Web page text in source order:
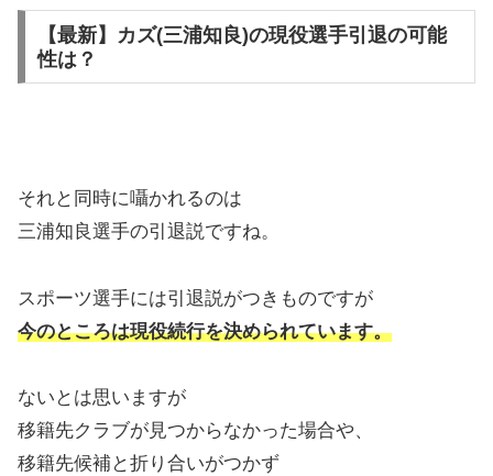
【最新】カズ(三浦知良)の現役選手引退の可能
性は？
それと同時に囁かれるのは
三浦知良選手の引退説ですね。
スポーツ選手には引退説がつきものですが
今のところは現役続行を決められています。
ないとは思いますが
移籍先クラブが見つからなかった場合や、
移籍先候補と折り合いがつかず